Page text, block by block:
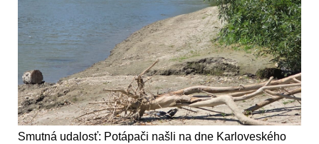
Smutná udalosť: Potápači našli na dne Karloveského